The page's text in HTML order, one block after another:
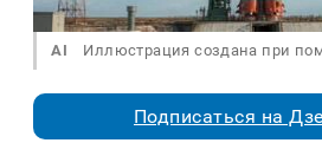
AI Иллюстрация создана при
Подписаться на